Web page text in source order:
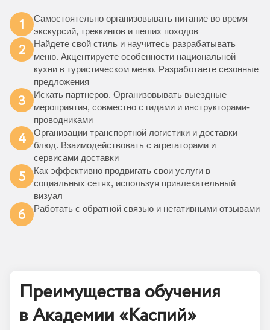
1
Самостоятельно организовывать питание во время
экскурсий, треккингов и пеших походов
2
Найдете свой стиль и научитесь разрабатывать
меню. Акцентируете особенности национальной
кухни в туристическом меню. Разработаете сезонные
предложения
3
Искать партнеров. Организовывать выездные
мероприятия, совместно с гидами и инструкторами-
проводниками
4
Организации транспортной логистики и доставки
блюд. Взаимодействовать с агрегаторами и
сервисами доставки
5
Как эффективно продвигать свои услуги в
социальных сетях, используя привлекательный
визуал
6 Работать с обратной связью и негативными отзывами
Преимущества обучения
в Академии «Каспий»